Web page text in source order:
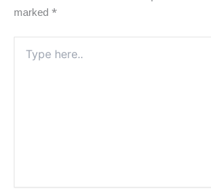
marked *
here..